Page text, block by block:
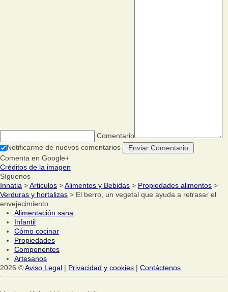
Comentario
Notificarme de nuevos comentarios
Comenta en Google+
Créditos de la imagen
Síguenos
Innatia >Articulos >Alimentos y Bebidas > Propiedades alimentos >
Verduras y hortalizas > El berro, un vegetal que ayuda a retrasar el
envejecimiento
Alimentación sana
Infantil
Cómo cocinar
Propiedades
Componentes
Artesanos
2026 ©Aviso Legal | Privacidad y cookies | Contáctenos